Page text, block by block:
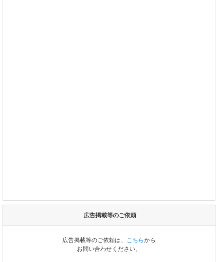
広告掲載等のご依頼
広告掲載等のご依頼は、 こちらから
お問い合わせください。